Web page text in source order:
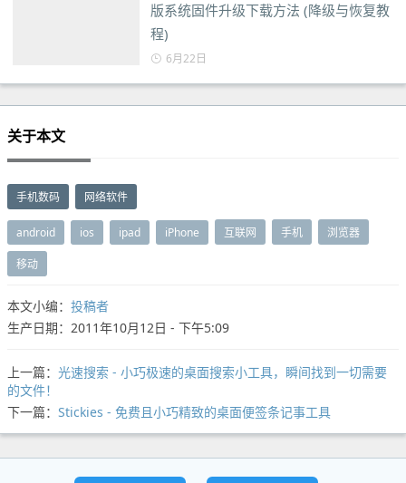
版系统固件升级下载方法 (降级与恢复教
程)
6月22日
关于本文
手机数码 网络软件
android ios ipad iPhone 互联网 手机 浏览器
移动
本文小编： 投稿者
生产日期：2011年10月12日 - 下午5:09
上一篇： 光速搜索 - 小巧极速的桌面搜索小工具，瞬间找到一切需要
的文件！
下一篇： Stickies - 免费且小巧精致的桌面便签条记事工具